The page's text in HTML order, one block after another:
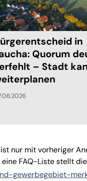
in
Quorum
– Stadt
nur mit vorheriger
FAQ-Liste stellt
gewerbegebiet-